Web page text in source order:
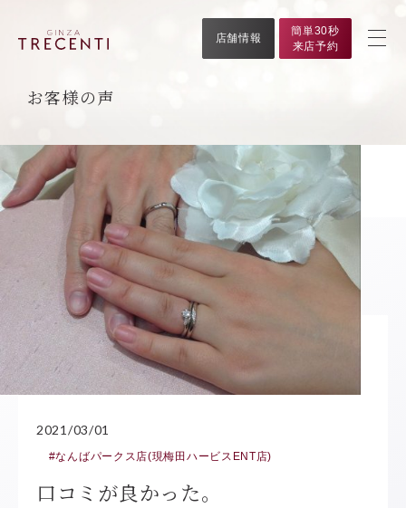
店舗情報
簡単30秒
来店予約
お客様の声
2021/03/01
#なんばパークス店(現梅田ハービスENT店)
口コミが良かった。